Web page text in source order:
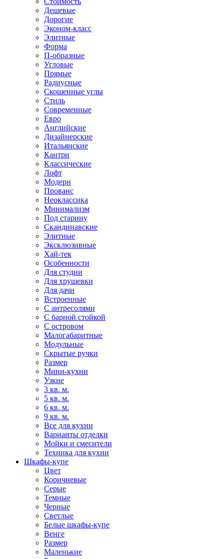
Дешевые
Дорогие
Эконом-класс
Элитные
Форма
П-образные
Угловые
Прямые
Радиусные
Скошенные углы
Стиль
Современные
Евро
Английские
Дизайнерские
Итальянские
Кантри
Классические
Лофт
Модерн
Прованс
Неоклассика
Минимализм
Под старину
Скандинавские
Элитные
Эксклюзивные
Хай-тек
Особенности
Для студии
Для хрущевки
Для дачи
Встроенные
С антресолями
С барной стойкой
С островом
Малогабаритные
Модульные
Скрытые ручки
Размер
Мини-кухни
Узкие
3 кв. м.
5 кв. м.
6 кв. м.
9 кв. м.
Все для кухни
Варианты отделки
Мойки и смесители
Техника для кухни
Шкафы-купе
Цвет
Коричневые
Серые
Темные
Черные
Светлые
Белые шкафы-купе
Венге
Размер
Маленькие